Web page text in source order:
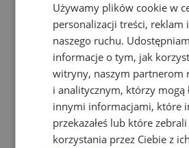
Używamy plików cookie w
personalizacji treści, reklam
naszego ruchu.
informacje o tym, jak
witryny, naszym partnerom
i analitycznym, którzy mogą
innymi informacjami, które
przekazałeś lub które
korzystania przez Ciebie z